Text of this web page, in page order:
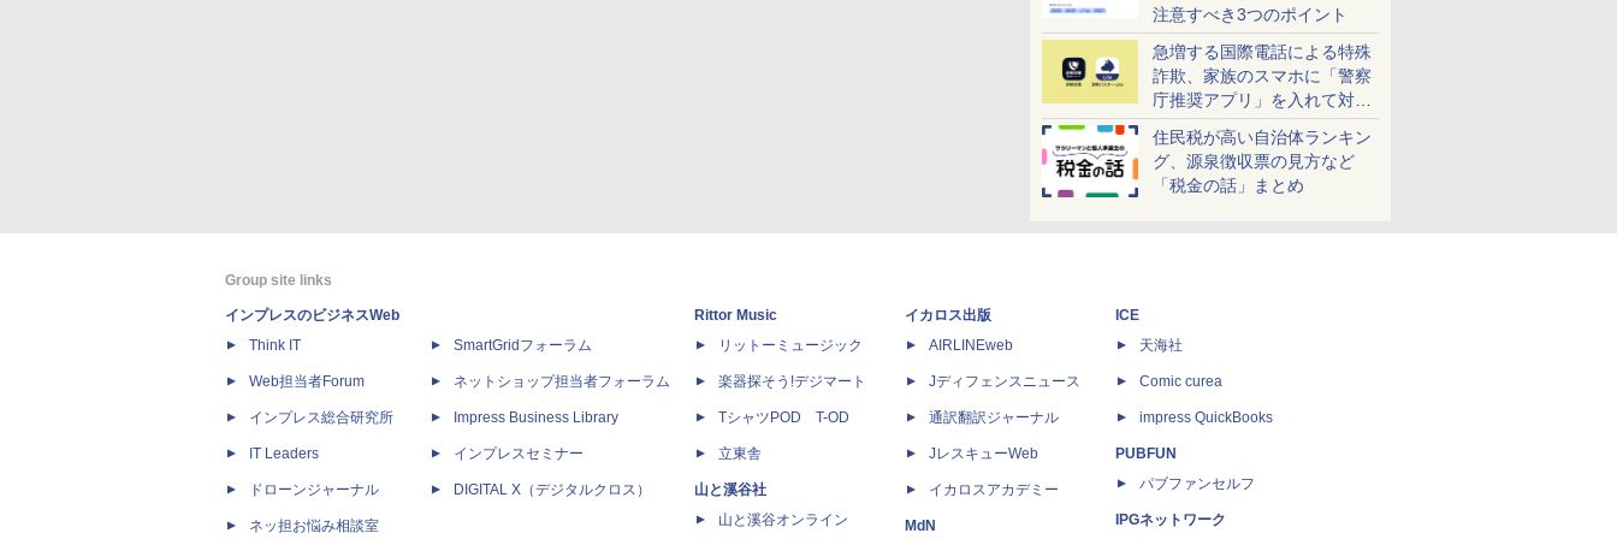
注意すべき3つのポイント
急増する国際電話による特殊
詐欺、家族のスマホに「警察
庁推奨アプリ」を入れて対策
しよう！
住民税が高い自治体ランキン
グ、源泉徴収票の見方など
「税金の話」まとめ
Group site links
インプレスのビジネスWeb
Think IT
Web担当者Forum
インプレス総合研究所
IT Leaders
ドローンジャーナル
ネッ担お悩み相談室
SmartGridフォーラム
ネットショップ担当者フォーラム
Impress Business Library
インプレスセミナー
DIGITAL X（デジタルクロス）
Rittor Music
リットーミュージック
楽器探そう!デジマート
TシャツPOD T-OD
立東舎
山と溪谷社
山と溪谷オンライン
イカロス出版
AIRLINEweb
Jディフェンスニュース
通訳翻訳ジャーナル
JレスキューWeb
イカロスアカデミー
MdN
ICE
天海社
Comic curea
impress QuickBooks
PUBFUN
パブファンセルフ
IPGネットワーク